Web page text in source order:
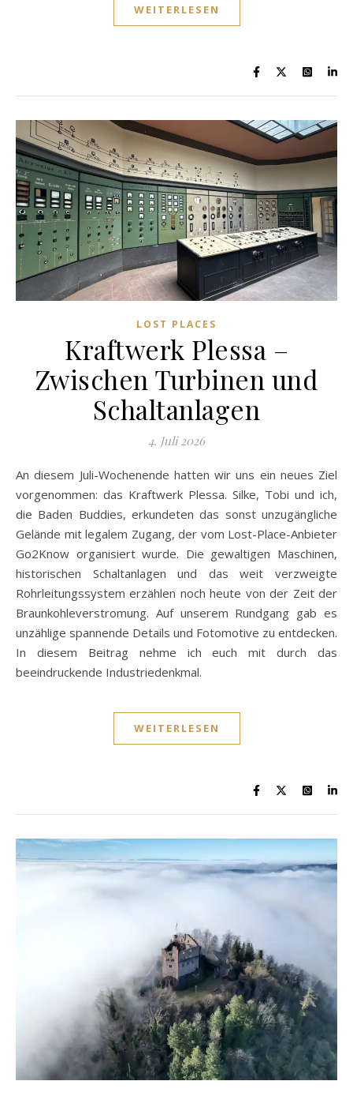
WEITERLESEN
LOST PLACES
Kraftwerk Plessa –
Zwischen Turbinen und
Schaltanlagen
4. Juli 2026
An diesem Juli-Wochenende hatten wir uns ein neues Ziel
vorgenommen: das Kraftwerk Plessa. Silke, Tobi und ich,
die Baden Buddies, erkundeten das sonst unzugängliche
Gelände mit legalem Zugang, der vom Lost-Place-Anbieter
Go2Know organisiert wurde. Die gewaltigen Maschinen,
historischen Schaltanlagen und das weit verzweigte
Rohrleitungssystem erzählen noch heute von der Zeit der
Braunkohleverstromung. Auf unserem Rundgang gab es
unzählige spannende Details und Fotomotive zu entdecken.
In diesem Beitrag nehme ich euch mit durch das
beeindruckende Industriedenkmal.
WEITERLESEN